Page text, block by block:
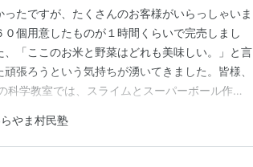
たですが、たくさんのお客様がいらっしゃいま
個用意したものが１時間くらいで完売しまし
「ここのお米と野菜はどれも美味しい。」と言
張ろうという気持ちが湧いてきました。皆様、
科学教室では、スライムとスーパーボール作り
した。今回画像はありませんが、公民館報「た
と思います。 私は疲れ…
やま村民塾